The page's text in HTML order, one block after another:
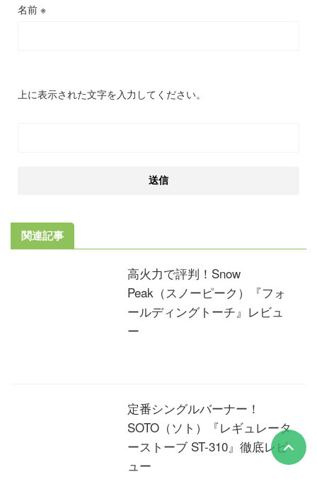
名前 ※
上に表示された文字を入力してください。
関連記事
高火力で評判！Snow
Peak（スノーピーク）『フォ
ールディングトーチ』レビュ
ー
定番シングルバーナー！
SOTO（ソト）『レギュレータ
ーストーブ ST-310』徹底レビ
ュー